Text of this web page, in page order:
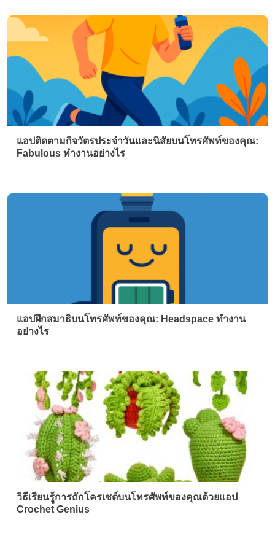
แอปติดตามกิจวัตรประจำวันและนิสัยบนโทรศัพท์ของคุณ:
Fabulous ทำงานอย่างไร
แอปฝึกสมาธิบนโทรศัพท์ของคุณ: Headspace ทำงาน
อย่างไร
วิธีเรียนรู้การถักโครเชต์บนโทรศัพท์ของคุณด้วยแอป
Crochet Genius